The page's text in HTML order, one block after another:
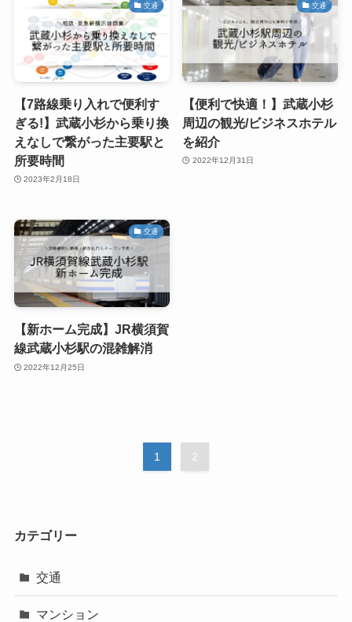
交通
【7路線乗り入れで便利す
ぎる!】武蔵小杉から乗り換
えなしで繋がった主要駅と
所要時間
2023年2月18日
交通
【便利で快適！】武蔵小杉
周辺の観光/ビジネスホテル
を紹介
2022年12月31日
交通
【新ホーム完成】JR横須賀
線武蔵小杉駅の混雑解消
2022年12月25日
1 2
カテゴリー
交通
マンション